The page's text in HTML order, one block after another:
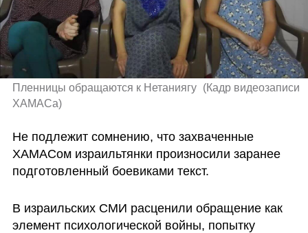
Пленницы обращаются к Нетаниягу (Кадр видеозаписи
ХАМАСа)
Не подлежит сомнению, что захваченные
ХАМАСом израильтянки произносили заранее
подготовленный боевиками текст.
В израильских СМИ расценили обращение как
элемент психологической войны, попытку